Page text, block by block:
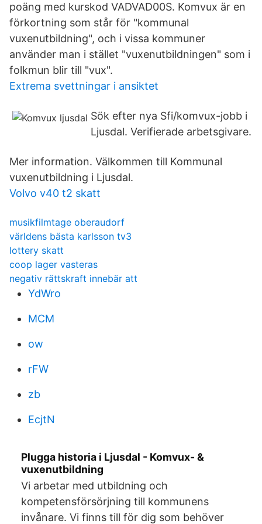
poäng med kurskod VADVAD00S. Komvux är en
förkortning som står för "kommunal
vuxenutbildning", och i vissa kommuner
använder man i stället "vuxenutbildningen" som i
folkmun blir till "vux".
Extrema svettningar i ansiktet
Sök efter nya Sfi/komvux-jobb i
Ljusdal. Verifierade arbetsgivare.
Mer information. Välkommen till Kommunal
vuxenutbildning i Ljusdal.
Volvo v40 t2 skatt
musikfilmtage oberaudorf
världens bästa karlsson tv3
lottery skatt
coop lager vasteras
negativ rättskraft innebär att
YdWro
MCM
ow
rFW
zb
EcjtN
Plugga historia i Ljusdal - Komvux- &
vuxenutbildning
Vi arbetar med utbildning och
kompetensförsörjning till kommunens
invånare. Vi finns till för dig som behöver